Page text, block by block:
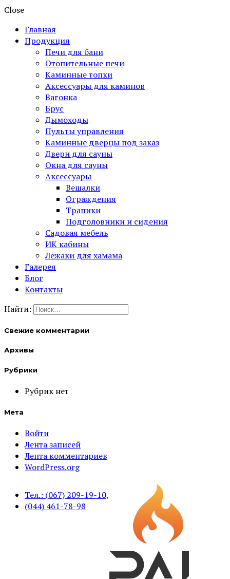
Close
Главная
Продукция
Печи для бани
Отопительные печи
Каминные топки
Аксессуары для каминов
Вагонка
Брус
Дымоходы
Пульты управления
Каминные дверцы под заказ
Двери для сауны
Окна для сауны
Аксессуары
Вешалки
Ограждения
Трапики
Подголовники и сидения
Садовая мебель
ИК кабины
Лежаки для хамама
Галерея
Блог
Контакты
Найти:
Свежие комментарии
Архивы
Рубрики
Рубрик нет
Мета
Войти
Лента записей
Лента комментариев
WordPress.org
Тел.: (067) 209-19-10,
(044) 461-78-98